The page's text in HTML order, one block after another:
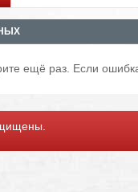
ещё раз. Если